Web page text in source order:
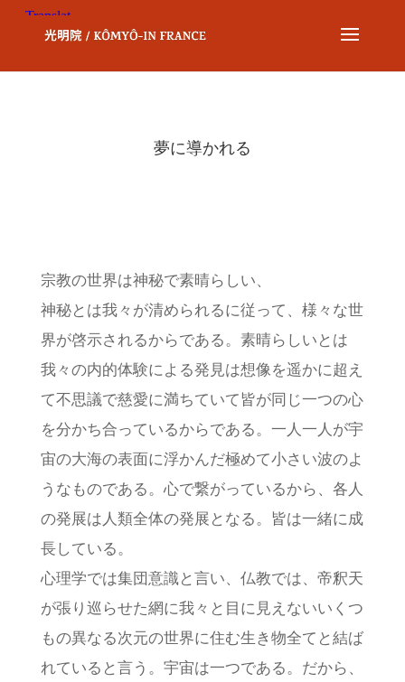
夢に導かれる
宗教の世界は神秘で素晴らしい、
神秘とは我々が清められるに従って、様々な世
界が啓示されるからである。素晴らしいとは
我々の内的体験による発見は想像を遥かに超え
て不思議で慈愛に満ちていて皆が同じ一つの心
を分かち合っているからである。一人一人が宇
宙の大海の表面に浮かんだ極めて小さい波のよ
うなものである。心で繋がっているから、各人
の発展は人類全体の発展となる。皆は一緒に成
長している。
心理学では集団意識と言い、仏教では、帝釈天
が張り巡らせた網に我々と目に見えないいくつ
もの異なる次元の世界に住む生き物全てと結ば
れていると言う。宇宙は一つである。だから、